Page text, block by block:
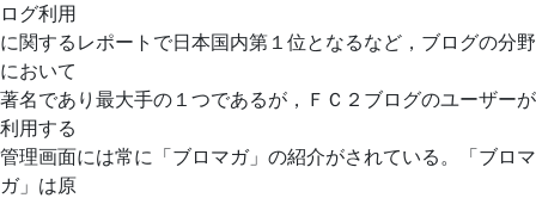
ログ利用
に関するレポートで日本国内第１位となるなど，ブログの分野
において
著名であり最大手の１つであるが，ＦＣ２ブログのユーザーが
利用する
管理画面には常に「ブロマガ」の紹介がされている。「ブロマ
ガ」は原